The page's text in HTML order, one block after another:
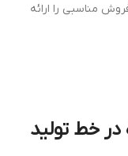
مناسبی را ارائه
خط تولید